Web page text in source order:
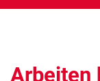
Arbeiten